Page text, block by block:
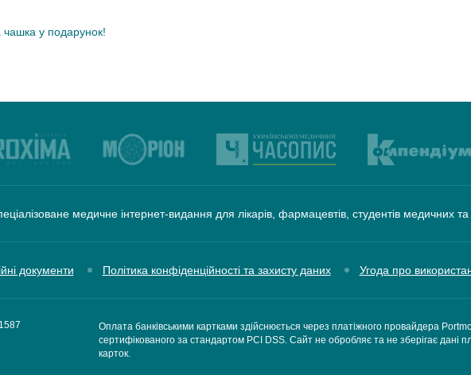
у подарунок!
медичне інтернет-видання для лікарів, фармацевтів, студентів медичних
документи Політика конфіденційності та захисту даних Угода про
Оплата банківськими картками здійснюється через платіжного провайдера
сертифікованого за стандартом PCI DSS. Сайт не обробляє та не зберігає дані
карток.